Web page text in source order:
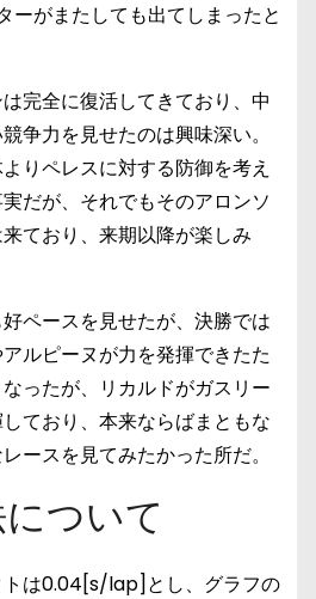
ーがまたしても出てしまったと
完全に復活してきており、中
争力を見せたのは興味深い。
りペレスに対する防御を考え
だが、それでもそのアロンソ
ており、来期以降が楽しみ
ペースを見せたが、決勝では
ルピーヌが力を発揮できたた
ったが、リカルドがガスリー
ており、本来ならばまともな
ースを見てみたかった所だ。
ついて
は0.04[s/lap]とし、グラフの